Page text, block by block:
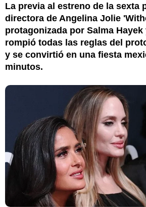
La previa al estreno de la sexta
directora de Angelina Jolie
protagonizada por Salma
rompió todas las reglas del
y se convirtió en una fiesta
minutos.